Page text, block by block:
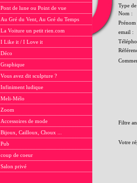
Pont de lune ou Point de vue
Au Gré du Vent, Au Gré du Temps
La Voiture un petit rien.com
I Like it / I Love it
Déco
Graphique
Vous avez dit sculpture ?
Infiniment ludique
Meli-Mélo
Zoom
Accessoires de mode
Bijoux, Cailloux, Choux ...
Pub
coup de coeur
Salon privé
Type
Nom :
Prénom
email :
Filtre
Votre